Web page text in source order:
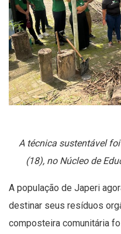
A técnica sustentável
(18), no Núcleo de
A população de Japeri
destinar seus resíduos
composteira comunitária